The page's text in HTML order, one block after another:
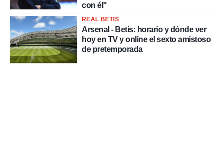
con él"
REAL BETIS
Arsenal - Betis: horario y dónde ver
hoy en TV y online el sexto amistoso
de pretemporada